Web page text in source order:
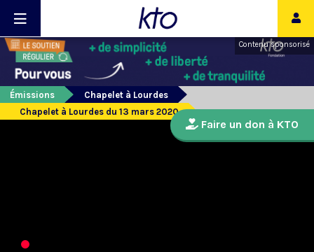
Contenu sponsorisé
Émissions
Chapelet à Lourdes
Chapelet à Lourdes du 13 mars 2020
Faire un don à KTO